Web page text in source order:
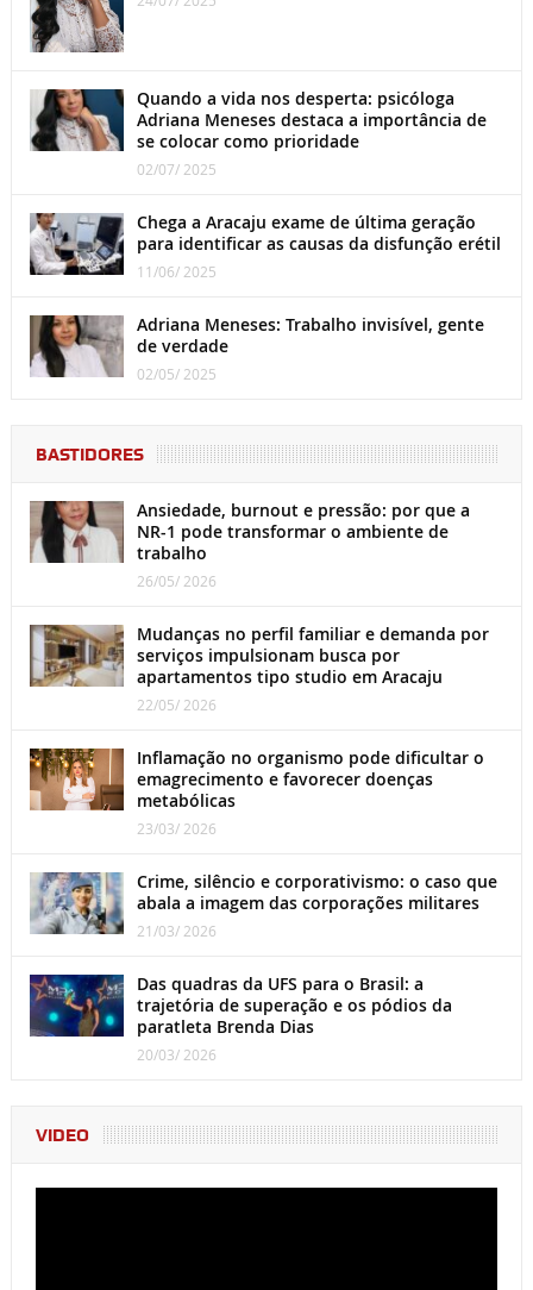
Quando a vida nos desperta: psicóloga
Adriana Meneses destaca a importância de
se colocar como prioridade
02/07/ 2025
Chega a Aracaju exame de última geração
para identificar as causas da disfunção erétil
11/06/ 2025
Adriana Meneses: Trabalho invisível, gente
de verdade
02/05/ 2025
BASTIDORES
Ansiedade, burnout e pressão: por que a
NR-1 pode transformar o ambiente de
trabalho
26/05/ 2026
Mudanças no perfil familiar e demanda por
serviços impulsionam busca por
apartamentos tipo studio em Aracaju
22/05/ 2026
Inflamação no organismo pode dificultar o
emagrecimento e favorecer doenças
metabólicas
23/03/ 2026
Crime, silêncio e corporativismo: o caso que
abala a imagem das corporações militares
21/03/ 2026
Das quadras da UFS para o Brasil: a
trajetória de superação e os pódios da
paratleta Brenda Dias
20/03/ 2026
VIDEO